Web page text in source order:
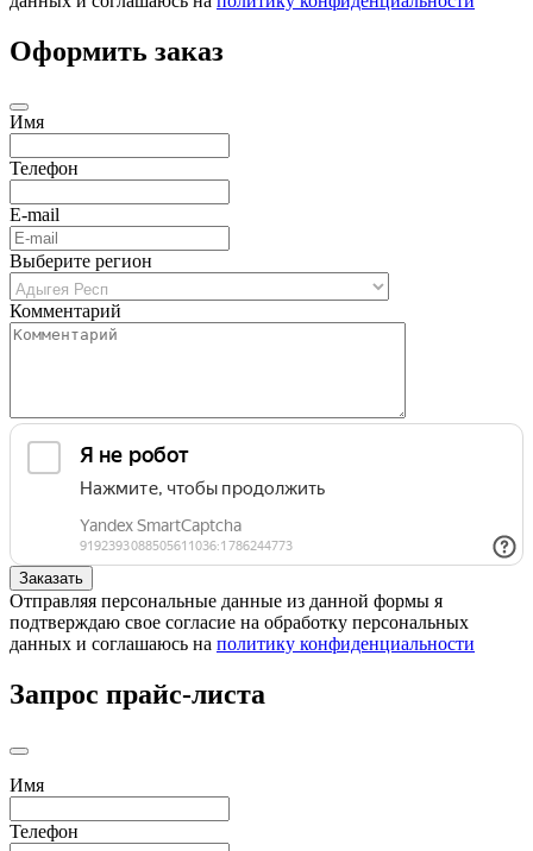
Оформить заказ
Имя
Телефон
E-mail
Выберите регион
Комментарий
Отправляя персональные данные из данной формы я
подтверждаю свое согласие на обработку персональных
данных и соглашаюсь на политику конфиденциальности
Запрос прайс-листа
Имя
Телефон